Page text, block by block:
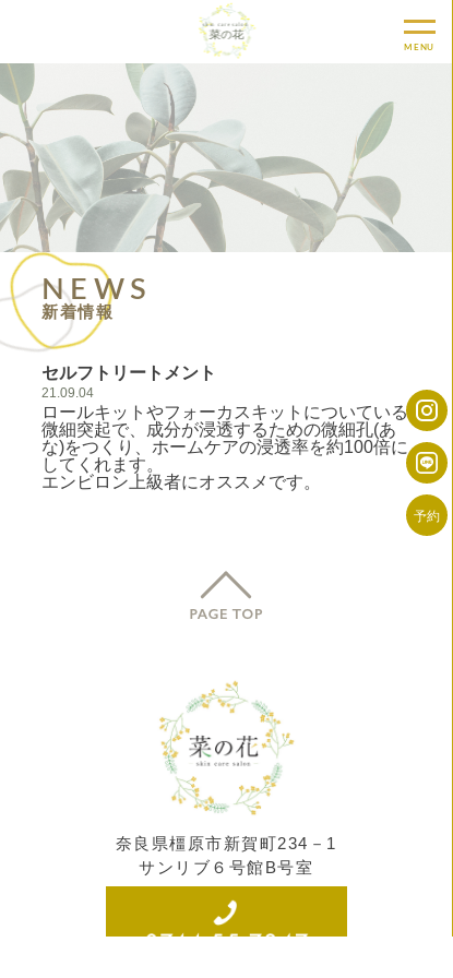
MENU
NEWS
新着情報
セルフトリートメント
21.09.04
ロールキットやフォーカスキットについている
微細突起で、成分が浸透するための微細孔(あ
な)をつくり、ホームケアの浸透率を約100倍に
してくれます。
エンビロン上級者にオススメです。
奈良県橿原市新賀町234－1
サンリブ６号館B号室